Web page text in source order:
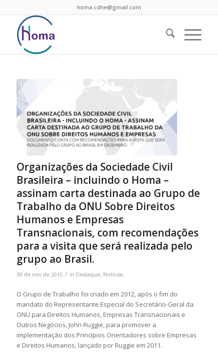
homa.cdhe@gmail.com
Organizações da Sociedade Civil
Brasileira – incluindo o Homa –
assinam carta destinada ao Grupo de
Trabalho da ONU Sobre Direitos
Humanos e Empresas
Transnacionais, com recomendações
para a visita que será realizada pelo
grupo ao Brasil.
30 de nov de 2015 / in Destaque, Notícias
O Grupo de Trabalho foi criado em 2012, após o fim do
mandato do Representante Especial do Secretário-Geral da
ONU para Direitos Humanos, Empresas Transnacionais e
Outros Negócios, John Ruggie, para promover a
implementação dos Princípios Orientadores sobre Empresas
e Direitos Humanos, lançado por Ruggie em 2011.